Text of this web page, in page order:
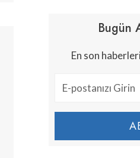
Bugün
En son